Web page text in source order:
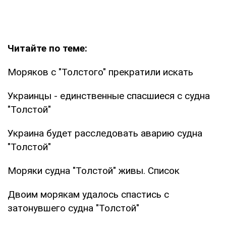
Читайте по теме:
Моряков с "Толстого" прекратили искать
Украинцы - единственные спасшиеся с судна
"Толстой"
Украина будет расследовать аварию судна
"Толстой"
Моряки судна "Толстой" живы. Список
Двоим морякам удалось спастись с
затонувшего судна "Толстой"